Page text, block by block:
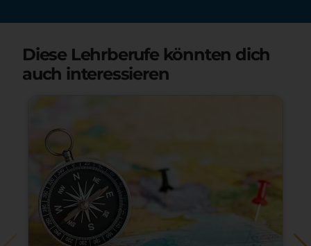
Diese Lehrberufe könnten dich
auch interessieren